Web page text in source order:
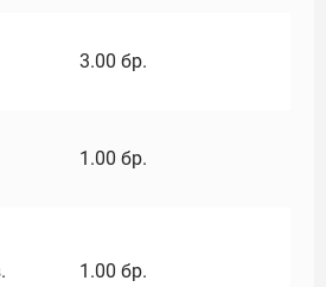
3.00 бр.
1.00 бр.
1.00 бр.